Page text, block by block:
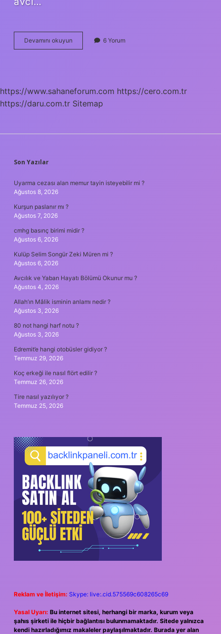
Devamını okuyun
Zihniyeti
6 Yorum
https://www.sahaneforum.com https://cero.com.tr
https://daru.com.tr Sitemap
SIDEBAR
Son Yazılar
Uyarma cezası alan memur tayin isteyebilir mi ?
Ağustos 8, 2026
Kurşun paslanır mı ?
Ağustos 7, 2026
cmhg basınç birimi midir ?
Ağustos 6, 2026
Kulüp Selim Songür Zeki Müren mi ?
Ağustos 6, 2026
Avcılık ve Yaban Hayatı Bölümü Okunur mu ?
Ağustos 4, 2026
Allah’ın Mâlik isminin anlamı nedir ?
Ağustos 3, 2026
80 not hangi harf notu ?
Ağustos 3, 2026
Edremit’e hangi otobüsler gidiyor ?
Temmuz 29, 2026
Koç erkeği ile nasıl flört edilir ?
Temmuz 26, 2026
Tire nasıl yazılıyor ?
Temmuz 25, 2026
Reklam ve İletişim: Skype: live:.cid.575569c608265c69
Yasal Uyarı: Bu internet sitesi, herhangi bir marka, kurum veya
şahıs şirketi ile hiçbir bağlantısı bulunmamaktadır. Sitede yalnızca
kendi hazırladığımız makaleler paylaşılmaktadır. Burada yer alan